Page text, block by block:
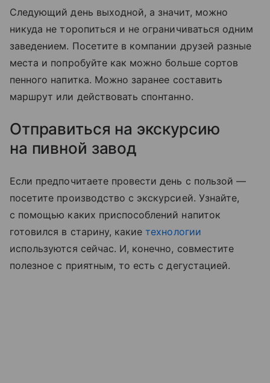
Следующий день выходной, а значит, можно
никуда не торопиться и не ограничиваться одним
заведением. Посетите в компании друзей разные
места и попробуйте как можно больше сортов
пенного напитка. Можно заранее составить
маршрут или действовать спонтанно.
Отправиться на экскурсию
на пивной завод
Если предпочитаете провести день с пользой —
посетите производство с экскурсией. Узнайте,
с помощью каких приспособлений напиток
готовился в старину, какиетехнологии
используются сейчас. И, конечно, совместите
полезное с приятным, то есть с дегустацией.